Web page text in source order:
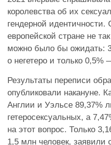
королевства об их
гендерной идентичности.
европейской стране не
можно было бы ожидать:
о негетеро и только 0,5%
Результаты переписи
опубликовали накануне.
Англии и Уэльсе 89,37%
гетеросексуальных, а
на этот вопрос. Только
1,5 млн человек, заявили